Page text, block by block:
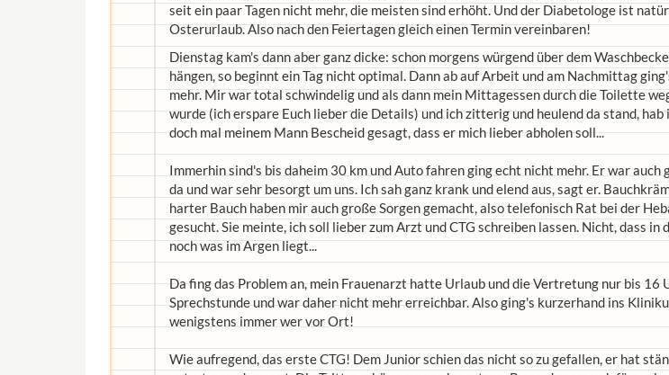
seit ein paar Tagen nicht mehr, die meisten sind erhöht. Und der Diabetologe ist
Osterurlaub. Also nach den Feiertagen gleich einen Termin vereinbaren!
Dienstag kam's dann aber ganz dicke: schon morgens würgend über dem
hängen, so beginnt ein Tag nicht optimal. Dann ab auf Arbeit und am Nachmittag
mehr. Mir war total schwindelig und als dann mein Mittagessen durch die Toilette
wurde (ich erspare Euch lieber die Details) und ich zitterig und heulend da stand, hab
doch mal meinem Mann Bescheid gesagt, dass er mich lieber abholen soll...
Immerhin sind's bis daheim 30 km und Auto fahren ging echt nicht mehr. Er war auch
da und war sehr besorgt um uns. Ich sah ganz krank und elend aus, sagt er.
harter Bauch haben mir auch große Sorgen gemacht, also telefonisch Rat bei der
gesucht. Sie meinte, ich soll lieber zum Arzt und CTG schreiben lassen. Nicht, dass in
noch was im Argen liegt...
Da fing das Problem an, mein Frauenarzt hatte Urlaub und die Vertretung nur bis 16
Sprechstunde und war daher nicht mehr erreichbar. Also ging's kurzerhand ins
wenigstens immer wer vor Ort!
Wie aufregend, das erste CTG! Dem Junior schien das nicht so zu gefallen, er hat